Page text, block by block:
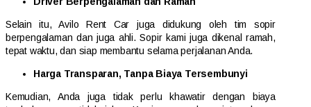
Selain itu, Avilo Rent Car juga didukung oleh tim sopir
berpengalaman dan juga ahli. Sopir kami juga dikenal ramah,
tepat waktu, dan siap membantu selama perjalanan Anda.
Harga Transparan, Tanpa Biaya Tersembunyi
Kemudian, Anda juga tidak perlu khawatir dengan biaya